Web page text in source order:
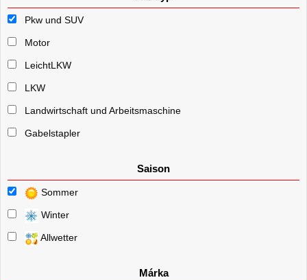
Pkw und SUV
Motor
LeichtLKW
LKW
Landwirtschaft und Arbeitsmaschine
Gabelstapler
Saison
Sommer
Winter
Allwetter
Márka